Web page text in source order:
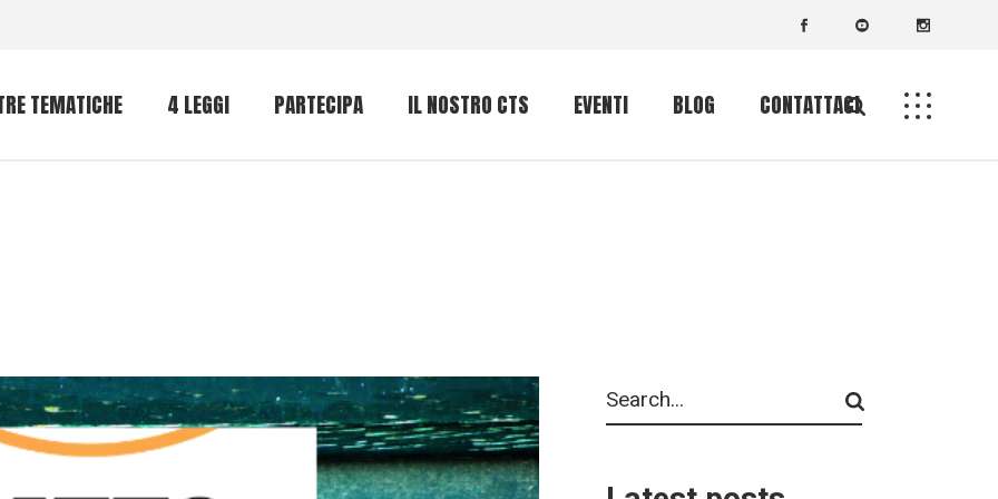
TEMATICHE 4 LEGGI PARTECIPA IL NOSTRO CTS EVENTI BLOG CONTATTACI